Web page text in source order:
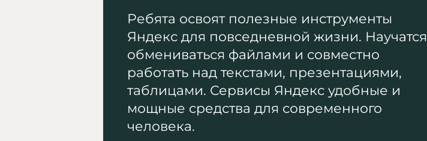
Ребята освоят полезные инструменты
Яндекс для повседневной жизни. Научатся
обмениваться файлами и совместно
работать над текстами, презентациями,
таблицами. Сервисы Яндекс удобные и
мощные средства для современного
человека.